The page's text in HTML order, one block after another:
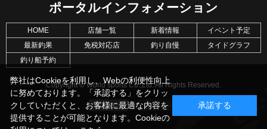
ポータルインフォメーション
HOME 店舗一覧 新着情報
イベント予定
最新釣果
免税対応店 釣り自慢
タイドグラフ
釣り船予約
Copyright © World sports Co.,Ltd. All Rights Reserved.
弊社はCookieを利用し、Webの利便性向上
に努めております。「承認する」をクリッ
クしていただくと、お客様に最適な内容を
提供することが可能となります。Cookieの
承諾する